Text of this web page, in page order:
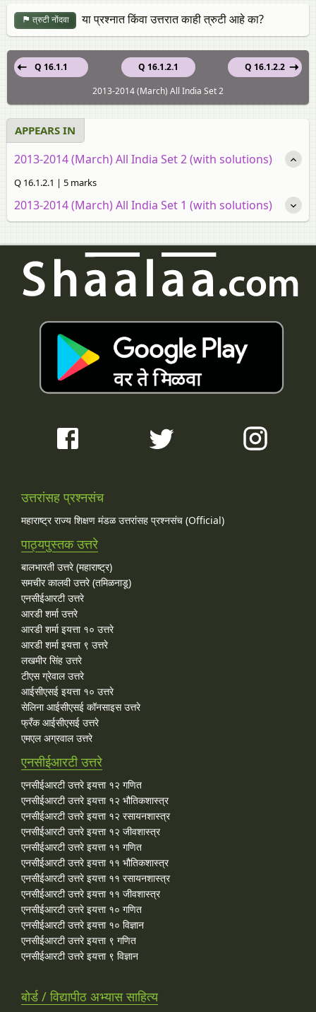
त्रुटी नोंदवा या प्रश्नात किंवा उत्तरात काही त्रुटी आहे का?
Q 16.1.2.1
Q 16.1.1
Q 16.1.2.2
2013-2014 (March) All India Set 2
APPEARS IN
2013-2014 (March) All India Set 2 (with solutions)
Q 16.1.2.1 | 5 marks
2013-2014 (March) All India Set 1 (with solutions)
उत्तरांसह प्रश्नसंच
महाराष्ट्र राज्य शिक्षण मंडळ उत्तरांसह प्रश्नसंच (Official)
पाठ्यपुस्तक उत्तरे
बालभारती उत्तरे (महाराष्ट्र)
समचीर कालवी उत्तरे (तमिळनाडू)
एनसीईआरटी उत्तरे
आरडी शर्मा उत्तरे
आरडी शर्मा इयत्ता १० उत्तरे
आरडी शर्मा इयत्ता ९ उत्तरे
लखमीर सिंह उत्तरे
टीएस ग्रेवाल उत्तरे
आईसीएसई इयत्ता १० उत्तरे
सेलिना आईसीएसई कॉनसाइस उत्तरे
फ्रँक आईसीएसई उत्तरे
एमएल अग्रवाल उत्तरे
एनसीईआरटी उत्तरे
एनसीईआरटी उत्तरे इयत्ता १२ गणित
एनसीईआरटी उत्तरे इयत्ता १२ भौतिकशास्त्र
एनसीईआरटी उत्तरे इयत्ता १२ रसायनशास्त्र
एनसीईआरटी उत्तरे इयत्ता १२ जीवशास्त्र
एनसीईआरटी उत्तरे इयत्ता ११ गणित
एनसीईआरटी उत्तरे इयत्ता ११ भौतिकशास्त्र
एनसीईआरटी उत्तरे इयत्ता ११ रसायनशास्त्र
एनसीईआरटी उत्तरे इयत्ता ११ जीवशास्त्र
एनसीईआरटी उत्तरे इयत्ता १० गणित
एनसीईआरटी उत्तरे इयत्ता १० विज्ञान
एनसीईआरटी उत्तरे इयत्ता ९ गणित
एनसीईआरटी उत्तरे इयत्ता ९ विज्ञान
बोर्ड / विद्यापीठ अभ्यास साहित्य